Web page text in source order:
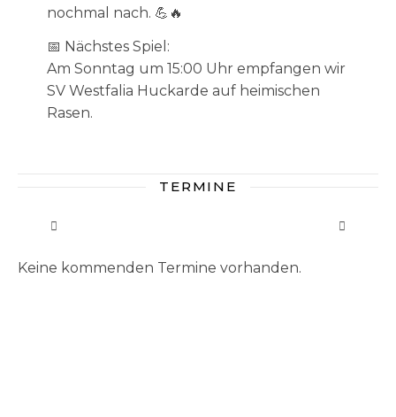
nochmal nach. 💪🔥
📅 Nächstes Spiel:
Am Sonntag um 15:00 Uhr empfangen wir
SV Westfalia Huckarde auf heimischen
Rasen.
TERMINE
Keine kommenden Termine vorhanden.